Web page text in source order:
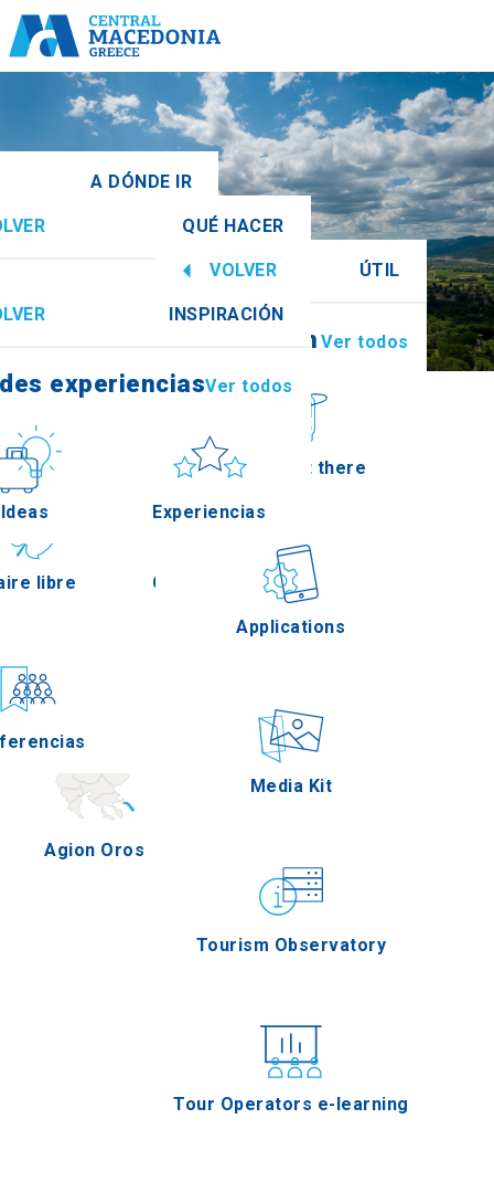
A DÓNDE IR
Imathia
Agion Oros
QUÉ HACER
libre Gastronomía
VOLVER ÚTIL
Información Ver todos
How to get there
Applications
Media Kit
Tourism Observatory
Tour Operators e-learning
INSPIRACIÓN
experienciasVer todos
Ideas Experiencias